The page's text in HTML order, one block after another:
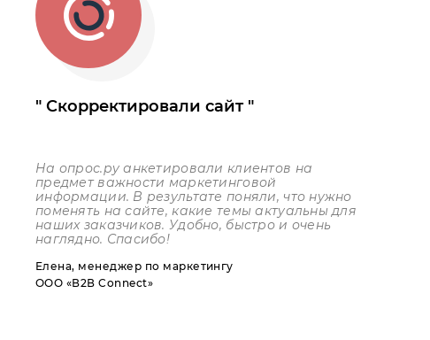
Скорректировали сайт
На опрос.ру анкетировали клиентов на
предмет важности маркетинговой
информации. В результате поняли, что нужно
поменять на сайте, какие темы актуальны для
наших заказчиков. Удобно, быстро и очень
наглядно. Спасибо!
Елена, менеджер по маркетингу
ООО «В2В Connect»